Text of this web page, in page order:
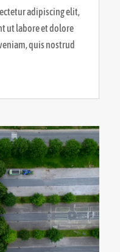
adipiscing elit,
ut labore et dolore
quis nostrud